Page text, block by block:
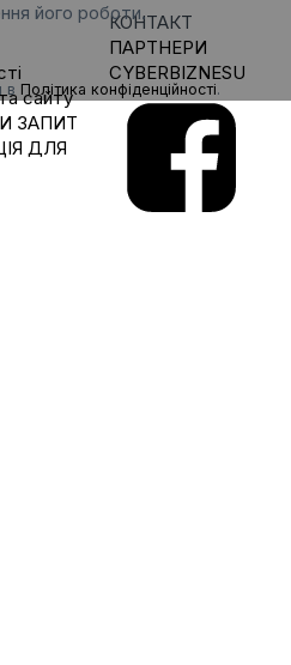
його роботи.
в Політика конфіденційності.
сайту
ЗАПИТ
ДЛЯ
КОНТАКТ
ПАРТНЕРИ
CYBERBIZNESU